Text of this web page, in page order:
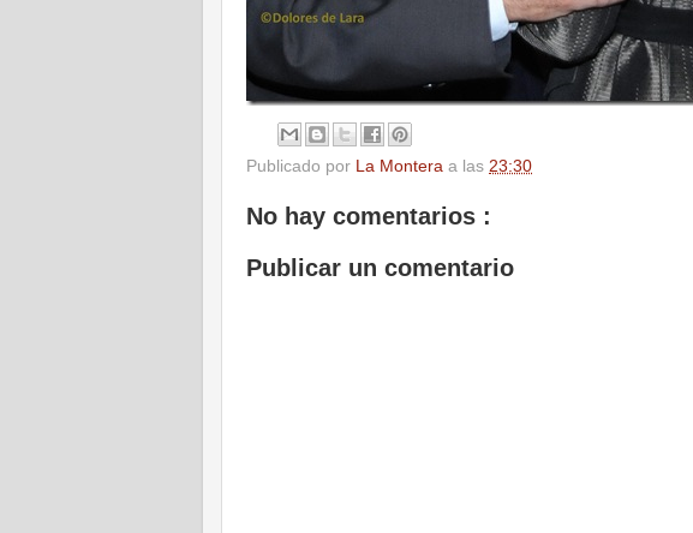
Publicado por La Montera a las 23:30
No hay comentarios :
Publicar un comentario